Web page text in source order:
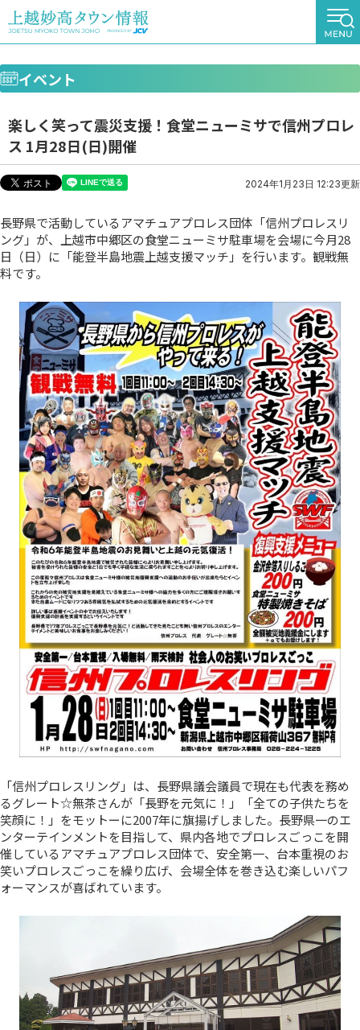
イベント
楽しく笑って震災支援！食堂ニューミサで信州プロレ
ス 1月28日(日)開催
2024年1月23日 12:23更新
長野県で活動しているアマチュアプロレス団体「信州プロレスリ
ング」が、上越市中郷区の食堂ニューミサ駐車場を会場に今月28
日（日）に「能登半島地震上越支援マッチ」を行います。観戦無
料です。
「信州プロレスリング」は、長野県議会議員で現在も代表を務め
るグレート☆無茶さんが「長野を元気に！」「全ての子供たちを
笑顔に！」をモットーに2007年に旗揚げしました。長野県一のエ
ンターテインメントを目指して、県内各地でプロレスごっこを開
催しているアマチュアプロレス団体で、安全第一、台本重視のお
笑いプロレスごっこを繰り広げ、会場全体を巻き込む楽しいパフ
ォーマンスが喜ばれています。